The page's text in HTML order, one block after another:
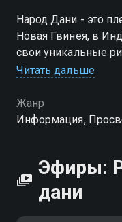
Народ Дани - это
Новая Гвинея, в
свои уникальные
играют важную
Читать дальше
Жанр
Информация,
Эфиры:
дани